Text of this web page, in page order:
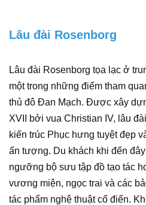
Lâu đài Rosenborg
Lâu đài Rosenborg tọa lạc ở
một trong những điểm tham
thủ đô Đan Mạch. Được xây
XVII bởi vua Christian IV, lâu
kiến trúc Phục hưng tuyệt đẹp
ấn tượng. Du khách khi đến
ngưỡng bộ sưu tập đồ tạo tác
vương miện, ngọc trai và các
tác phẩm nghệ thuật cổ điển.